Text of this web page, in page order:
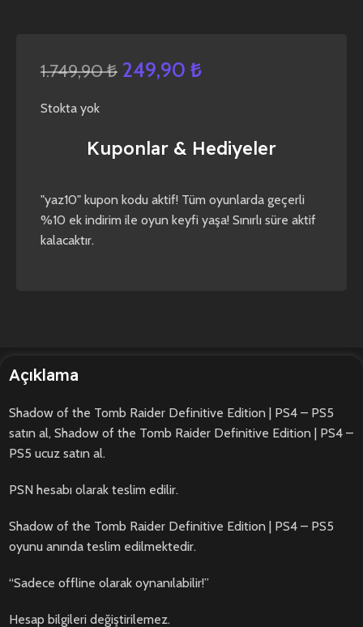
1.749,90₺ 249,90 ₺
Stokta yok
Kuponlar & Hediyeler
"yaz10" kupon kodu aktif! Tüm oyunlarda geçerli
%10 ek indirim ile oyun keyfi yaşa! Sınırlı süre aktif
kalacaktır.
Açıklama
Shadow of the Tomb Raider Definitive Edition | PS4 – PS5
satın al, Shadow of the Tomb Raider Definitive Edition | PS4 –
PS5 ucuz satın al.
PSN hesabı olarak teslim edilir.
Shadow of the Tomb Raider Definitive Edition | PS4 – PS5
oyunu anında teslim edilmektedir.
“Sadece offline olarak oynanılabilir!”
Hesap bilgileri değiştirilemez.